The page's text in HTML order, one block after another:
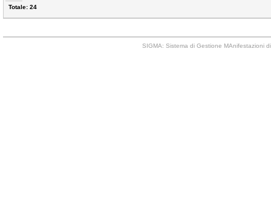
Totale: 24
SIGMA: Sistema di Gestione MAnifestazioni